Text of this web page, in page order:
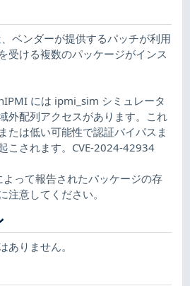
ベンダーが提供するパッチが利用
受ける複数のパッケージがインス
には ipmi_sim シミュレータ
外配列アクセスがあります。これ
たは低い可能性で認証バイパスま
こされます。CVE-2024-42934
って報告されたパッケージの存
注意してください。
ありません。